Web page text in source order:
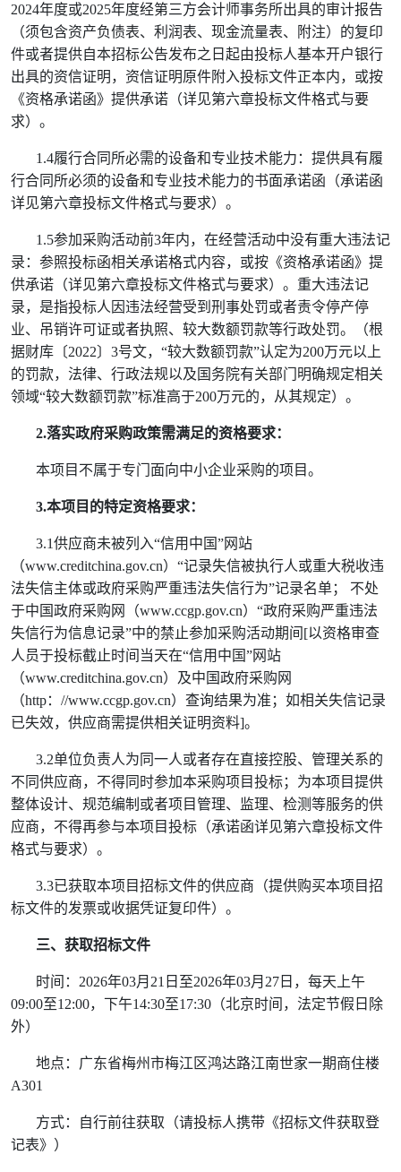
2024年度或2025年度经第三方会计师事务所出具的审计报告
（须包含资产负债表、利润表、现金流量表、附注）的复印
件或者提供自本招标公告发布之日起由投标人基本开户银行
出具的资信证明，资信证明原件附入投标文件正本内，或按
《资格承诺函》提供承诺（详见第六章投标文件格式与要
求）。
1.4履行合同所必需的设备和专业技术能力：提供具有履
行合同所必须的设备和专业技术能力的书面承诺函（承诺函
详见第六章投标文件格式与要求）。
1.5参加采购活动前3年内，在经营活动中没有重大违法记
录：参照投标函相关承诺格式内容，或按《资格承诺函》提
供承诺（详见第六章投标文件格式与要求）。重大违法记
录，是指投标人因违法经营受到刑事处罚或者责令停产停
业、吊销许可证或者执照、较大数额罚款等行政处罚。（根
据财库〔2022〕 3号文， “较大数额罚款”认定为200万元以上
的罚款，法律、行政法规以及国务院有关部门明确规定相关
领域“较大数额罚款”标准高于200万元的，从其规定）。
2.落实政府采购政策需满足的资格要求：
本项目不属于专门面向中小企业采购的项目。
3.本项目的特定资格要求：
3.1供应商未被列入“信用中国”网站
（www.creditchina.gov.cn）“记录失信被执行人或重大税收违
法失信主体或政府采购严重违法失信行为”记录名单； 不处
于中国政府采购网（www.ccgp.gov.cn）“政府采购严重违法
失信行为信息记录”中的禁止参加采购活动期间 [以资格审查
人员于投标截止时间当天在“信用中国”网站
（www.creditchina.gov.cn）及中国政府采购网
（http： //www.ccgp.gov.cn）查询结果为准；如相关失信记录
已失效，供应商需提供相关证明资料]。
3.2单位负责人为同一人或者存在直接控股、管理关系的
不同供应商，不得同时参加本采购项目投标；为本项目提供
整体设计、规范编制或者项目管理、监理、检测等服务的供
应商，不得再参与本项目投标（承诺函详见第六章投标文件
格式与要求）。
3.3已获取本项目招标文件的供应商 （提供购买本项目招
标文件的发票或收据凭证复印件）。
三、获取招标文件
时间： 2026年03月 21 日至2026年03月 27 日，每天上午
09:00至12:00，下午14:30至17:30 （北京时间，法定节假日除
外）
地点：广东省梅州市梅江区鸿达路江南世家一期商住楼
A301
方式：自行前往获取（请投标人携带《招标文件获取登
记表》）